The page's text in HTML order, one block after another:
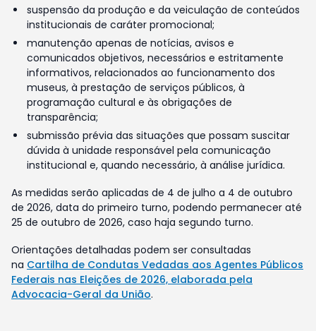
suspensão da produção e da veiculação de conteúdos
institucionais de caráter promocional;
manutenção apenas de notícias, avisos e
comunicados objetivos, necessários e estritamente
informativos, relacionados ao funcionamento dos
museus, à prestação de serviços públicos, à
programação cultural e às obrigações de
transparência;
submissão prévia das situações que possam suscitar
dúvida à unidade responsável pela comunicação
institucional e, quando necessário, à análise jurídica.
As medidas serão aplicadas de 4 de julho a 4 de outubro
de 2026, data do primeiro turno, podendo permanecer até
25 de outubro de 2026, caso haja segundo turno.
Orientações detalhadas podem ser consultadas
na Cartilha de Condutas Vedadas aos Agentes Públicos
Federais nas Eleições de 2026, elaborada pela
Advocacia-Geral da União.